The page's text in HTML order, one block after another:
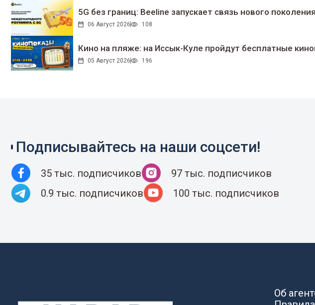
5G без границ: Beeline запускает связь нового
06 Август 2026 108
Кино на пляже: на Иссык-Куле пройдут беcплатные
05 Август 2026 196
Подписывайтесь на наши соцсети!
35 тыс. подписчиков
97 тыс. подписчиков
0.9 тыс. подписчиков
100 тыс. подписчиков
Об